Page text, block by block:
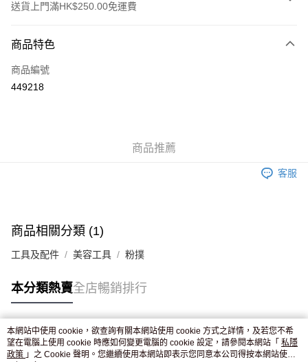
送貨上門滿HK$250.00免運費
信用卡
Apple Pay
付款後門市自取，訂單確認後2-4個工作天到店，7天內取。逾期後
商品特色
商品編號
449218
商品推薦
客服
商品相關分類 (1)
工具及配件 美容工具 粉撲
本分類熱賣全店暢銷排行
熱門標籤
本網站中使用 cookie，欲查詢有關本網站使用 cookie 方式之詳情，及若您不希
望在電腦上使用 cookie 時應如何變更電腦的 cookie 設定，請參閱本網站「 私隱
政策 」之 Cookie 聲明。您繼續使用本網站即表示您同意本公司得按本網站使用